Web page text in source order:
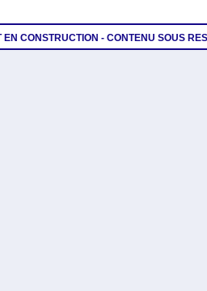
EN CONSTRUCTION - CONTENU SOUS